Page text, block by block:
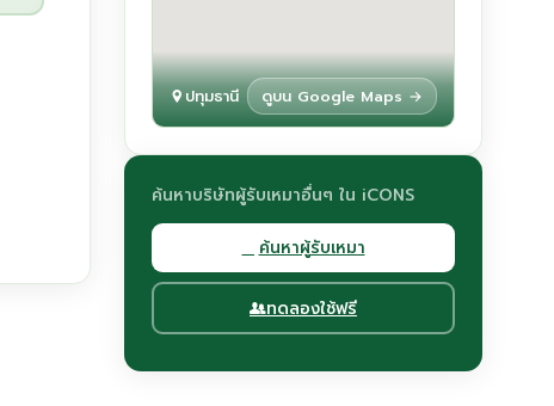
ปทุมธานี ดูบน Google Maps →
ค้นหาบริษัทผู้รับเหมาอื่นๆ ใน iCONS
ค้นหาผู้รับเหมา
ทดลองใช้ฟรี